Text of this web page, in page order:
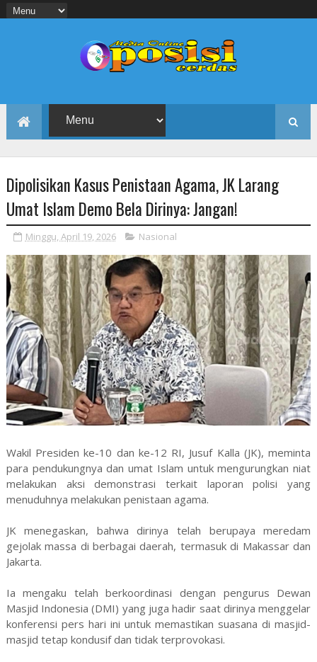
Dipolisikan Kasus Penistaan Agama, JK Larang
Umat Islam Demo Bela Dirinya: Jangan!
Minggu, April 19, 2026 Nasional
Wakil Presiden ke-10 dan ke-12 RI, Jusuf Kalla (JK), meminta
para pendukungnya dan umat Islam untuk mengurungkan niat
melakukan aksi demonstrasi terkait laporan polisi yang
menuduhnya melakukan penistaan agama.
JK menegaskan, bahwa dirinya telah berupaya meredam
gejolak massa di berbagai daerah, termasuk di Makassar dan
Jakarta.
Ia mengaku telah berkoordinasi dengan pengurus Dewan
Masjid Indonesia (DMI) yang juga hadir saat dirinya menggelar
konferensi pers hari ini untuk memastikan suasana di masjid-
masjid tetap kondusif dan tidak terprovokasi.